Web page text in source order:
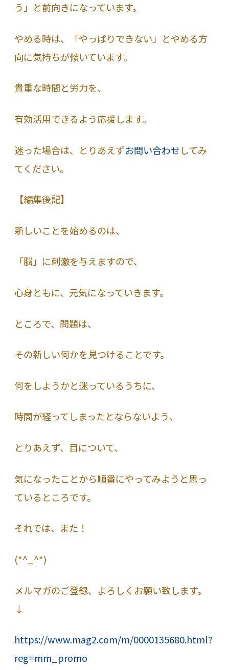
う」と前向きになっています。
やめる時は、「やっぱりできない」とやめる方
向に気持ちが傾いています。
貴重な時間と労力を、
有効活用できるよう応援します。
迷った場合は、とりあえずお問い合わせしてみ
てください。
【編集後記】
新しいことを始めるのは、
「脳」に刺激を与えますので、
心身ともに、元気になっていきます。
ところで、問題は、
その新しい何かを見つけることです。
何をしようかと迷っているうちに、
時間が経ってしまったとならないよう、
とりあえず、目について、
気になったことから順番にやってみようと思っ
ているところです。
それでは、また！
(*^_^*)
メルマガのご登録、よろしくお願い致します。
↓
https://www.mag2.com/m/0000135680.html?
reg=mm_promo